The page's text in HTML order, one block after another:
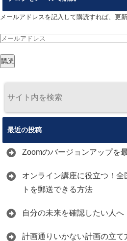
メールアドレスを記入して購読すれば、更
メ
ル
ド
購読
最近の投稿
Zoomのバージョンアップを
オンライン講座に役立つ！
トを郵送できる方法
自分の未来を確認したい人へ
計画通りいかない計画の立て